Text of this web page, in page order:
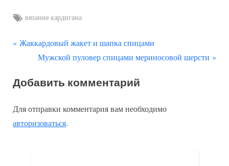
Tags:
вязание кардигана
Навигация
записям
П
д
д
у
Жаккардовый жакет и шапка спицами
С
е
у
ю
Мужской пуловер спицами мериносовой шерсти
Добавить комментарий
Для отправки комментария вам необходимо
авторизоваться.